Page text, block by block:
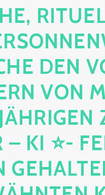
DEN
VON
KI ⭐-